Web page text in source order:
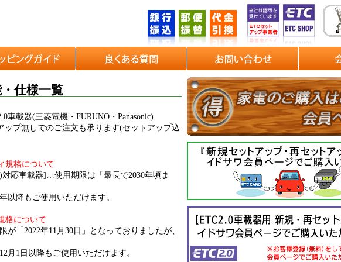
仕様一覧
車載器(三菱電機・FURUNO・Panasonic)
プ無しでのご注文も承ります(セットアップ込
規格について
応車載器]…使用期限は「最長で2030年頃ま
降もご使用いただけます。
格について
「2022年11月30日」となっておりましたが、
1日以降もご使用いただけます。